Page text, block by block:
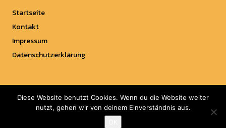
Startseite
Kontakt
Impressum
Datenschutzerklärung
Copyright © 2018 Top-Motorrad.
Diese Website benutzt Cookies. Wenn du die Website weiter
nutzt, gehen wir von deinem Einverständnis aus.